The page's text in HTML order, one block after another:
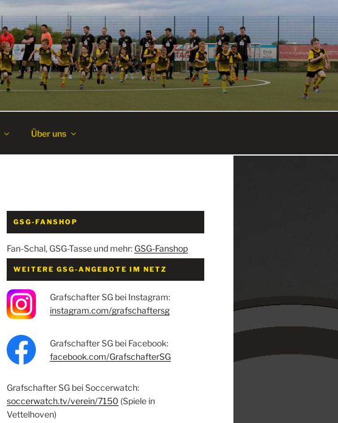
Über uns
GSG-FANSHOP
Fan-Schal, GSG-Tasse und mehr: GSG-Fanshop
WEITERE GSG-ANGEBOTE IM NETZ
Grafschafter SG bei Instagram:
instagram.com/grafschaftersg
Grafschafter SG bei Facebook:
facebook.com/GrafschafterSG
Grafschafter SG bei Soccerwatch:
soccerwatch.tv/verein/7150 (Spiele in
Vettelhoven)